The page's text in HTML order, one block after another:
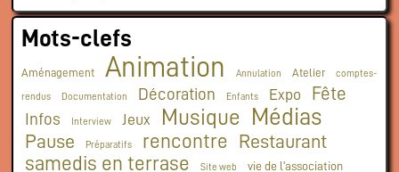
Mots-clefs
Aménagement Animation Annulation Atelier comptes-
rendus Documentation Décoration Enfants Expo Fête
Infos Interview Jeux Musique Médias
Pause Préparatifs rencontre Restaurant
samedis en terrase Site web vie de l'association